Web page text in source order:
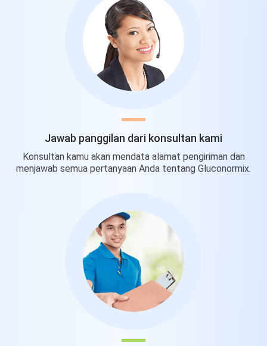
Jawab panggilan dari konsultan kami
Konsultan kamu akan mendata alamat pengiriman dan
menjawab semua pertanyaan Anda tentang Gluconormix.